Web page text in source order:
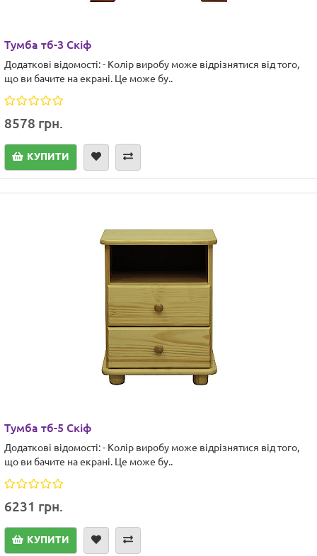
Тумба тб-3 Скіф
Додаткові відомості: - Колір виробу може відрізнятися від того,
що ви бачите на екрані. Це може бу..
8578 грн.
КУПИТИ
Тумба тб-5 Скіф
Додаткові відомості: - Колір виробу може відрізнятися від того,
що ви бачите на екрані. Це може бу..
6231 грн.
КУПИТИ